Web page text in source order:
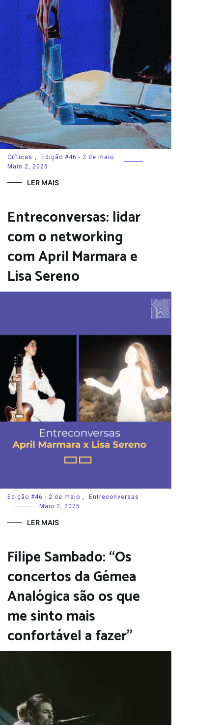
Críticas ,
Edição #46 - 2 de maio
Maio 2, 2025
LER MAIS
Entreconversas: lidar
com o networking
com April Marmara e
Lisa Sereno
Edição #46 - 2 de maio ,
Entreconversas
Maio 2, 2025
LER MAIS
Filipe Sambado: “Os
concertos da Gémea
Analógica são os que
me sinto mais
confortável a fazer”